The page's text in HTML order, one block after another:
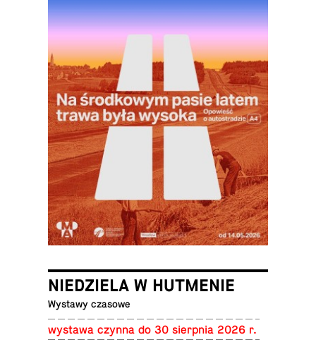
NIEDZIELA W HUTMENIE
Wystawy czasowe
wystawa czynna do 30 sierp­nia 2026 r.